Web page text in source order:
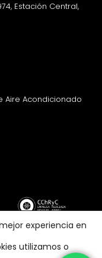
Estación Central,
Aire Acondicionado
experiencia en
utilizamos o